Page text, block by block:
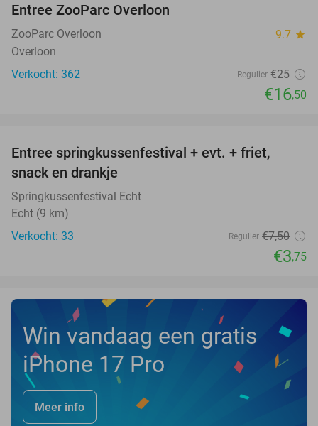
TODAY
Entree ZooParc Overloon
ZooParc Overloon 9.7 star
Overloon
Verkocht: 362
Regulier €25
€16,50
TODAY
Entree springkussenfestival + evt. + friet,
snack en drankje
Springkussenfestival Echt
Echt (9 km)
Verkocht: 33
Regulier €7,50
€3,75
Win vandaag een gratis
iPhone 17 Pro
Meer info